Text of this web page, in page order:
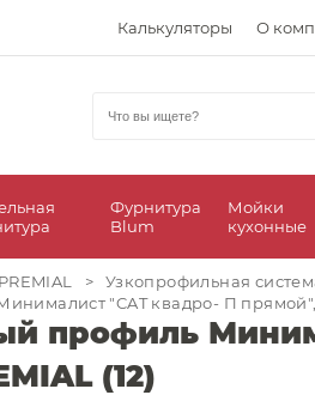
Калькуляторы О
Фурнитура
Blum
Мойки
кухонные
> Узкопрофильная
"CAT квадро- П
профиль
(12)